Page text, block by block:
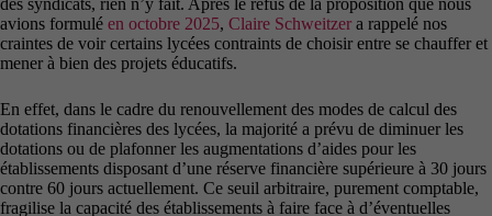
des syndicats, rien n’y fait. Après le refus de la proposition que nous
avions formulé en octobre 2025, Claire Schweitzer a rappelé nos
craintes de voir certains lycées contraints de choisir entre se chauffer et
mener à bien des projets éducatifs.
En effet, dans le cadre du renouvellement des modes de calcul des
dotations financières des lycées, la majorité a prévu de diminuer les
dotations ou de plafonner les augmentations d’aides pour les
établissements disposant d’une réserve financière supérieure à 30 jours
contre 60 jours actuellement. Ce seuil arbitraire, purement comptable,
fragilise la capacité des établissements à faire face à d’éventuelles